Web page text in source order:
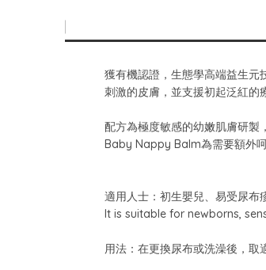
獲有機認證，生態學高端益生元
刺激的皮膚，並支援初起泛紅的
配方為極度敏感的幼嫩肌膚研製
Baby Nappy Balm為需要額外
適用人士：初生嬰兒、易受尿布
It is suitable for newborns,
用法：在更換尿布或洗澡後，取